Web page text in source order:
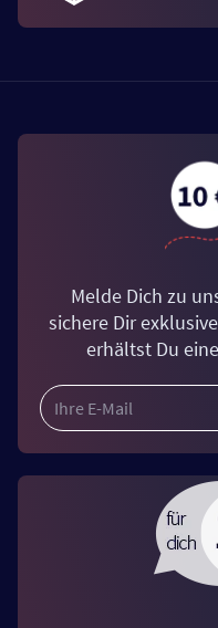
Melde Dich zu
sichere Dir
erhältst Du